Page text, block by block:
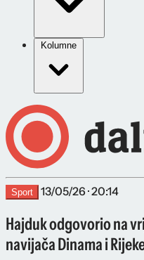
Kolumne
Sport 13/05/26 · 20:14
Hajduk odgovorio na
navijača Dinama i